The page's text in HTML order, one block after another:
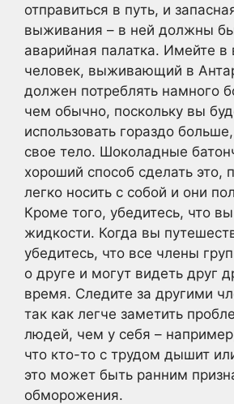
отправиться в путь, и
выживания – в ней должны
аварийная палатка. Имейте в
человек, выживающий в
должен потреблять намного
чем обычно, поскольку вы
использовать гораздо
свое тело. Шоколадные
хороший способ сделать это,
легко носить с собой и они
Кроме того, убедитесь, что
жидкости. Когда вы
убедитесь, что все члены
о друге и могут видеть друг
время. Следите за другими
так как легче заметить
людей, чем у себя –
что кто-то с трудом дышит
это может быть ранним
обморожения.